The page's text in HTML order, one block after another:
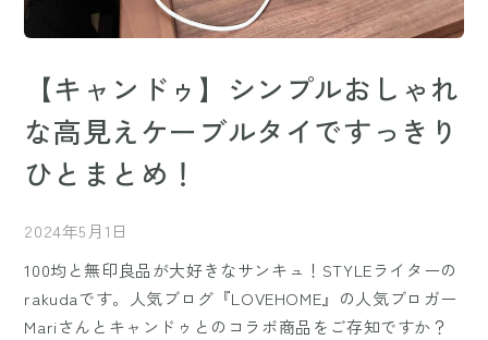
【キャンドゥ】シンプルおしゃれ
な高見えケーブルタイですっきり
ひとまとめ！
2024年5月1日
100均と無印良品が大好きなサンキュ！STYLEライターの
rakudaです。人気ブログ『LOVEHOME』の人気ブロガー
Mariさんとキャンドゥとのコラボ商品をご存知ですか？